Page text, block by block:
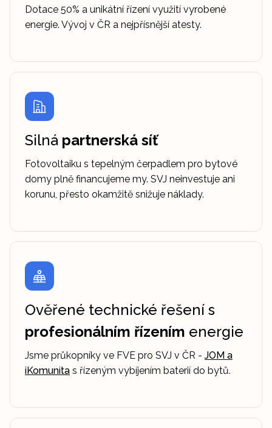
Dotace 50% a unikátní řízení využití vyrobené
energie. Vývoj v ČR a nejpřísnější atesty.
Silná partnerská síť
Fotovoltaiku s tepelným čerpadlem pro bytové
domy plně financujeme my. SVJ neinvestuje ani
korunu, přesto okamžitě snižuje náklady.
Ověřené technické řešení s
profesionálním řízením energie
Jsme průkopníky ve FVE pro SVJ v ČR - JOM a
iKomunita s řízeným vybíjením baterií do bytů.